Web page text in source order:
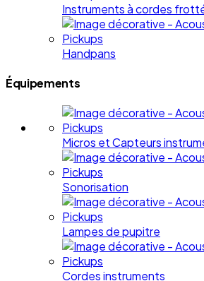
Instruments à cordes
Handpans
Équipements
Micros et Capteurs
Sonorisation
Lampes de pupitre
Cordes instruments